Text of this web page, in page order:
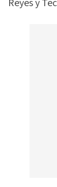
Reyes y